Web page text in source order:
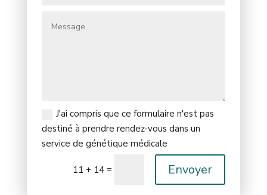
J'ai compris que ce formulaire n'est pas
destiné à prendre rendez-vous dans un
service de génétique médicale
11 + 14 = Envoyer